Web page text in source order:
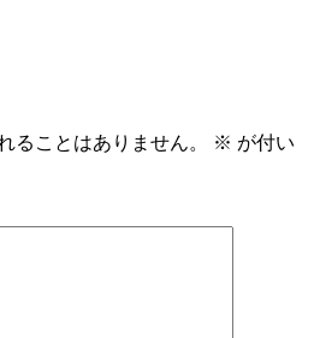
ることはありません。 ※ が付い